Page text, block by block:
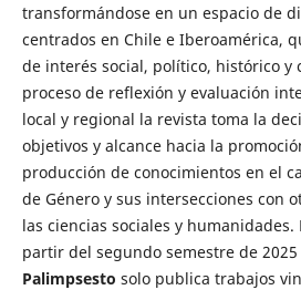
transformándose en un espacio de
centrados en Chile e Iberoamérica,
de interés social, político, histórico y
proceso de reflexión y evaluación
local y regional la revista toma la
objetivos y alcance hacia la
producción de conocimientos en el
de Género y sus intersecciones con
las ciencias sociales y humanidades.
partir del segundo semestre de 2025
Palimpsesto solo publica trabajos